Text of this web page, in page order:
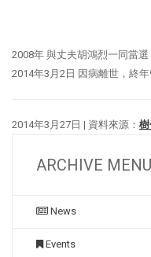
2008年 與丈夫胡鴻烈一同當
2014年3月2日 因病離世，終年
2014年3月27日 | 資料來源：
ARCHIVE MENU
News
Events